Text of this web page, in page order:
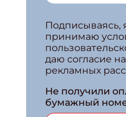
Подписываясь,
принимаю
даю согласие
рекламных
Не получили
бумажный